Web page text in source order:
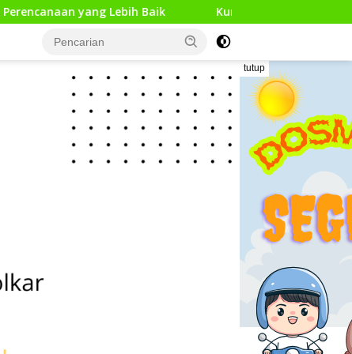
Kunjungan Kerja Pengawas Pendidikan Dasar di 13
tutup